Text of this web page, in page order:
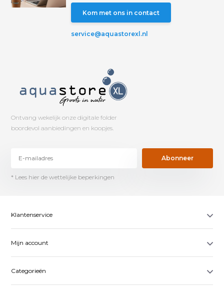
Kom met ons in contact
service@aquastorexl.nl
Ontvang wekelijk onze digitale folder
boordevol aanbiedingen en koopjes.
Abonneer
* Lees hier de wettelijke beperkingen
Klantenservice
Mijn account
Categorieën